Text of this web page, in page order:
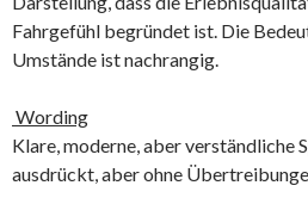
Fahrgefühl begründet ist. Die
Umstände ist nachrangig.
Wording
Klare, moderne, aber verständliche
ausdrückt, aber ohne